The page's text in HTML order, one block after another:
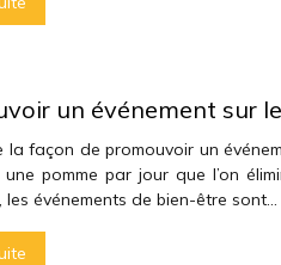
un événement sur
la façon de promouvoir un
pomme par jour que l’on
les événements de bien-être sont…